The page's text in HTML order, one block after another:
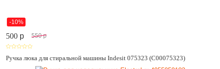
-10%
500 p 550 p
Ручка люка для стиральной машины Indesit 075323 (C00075323)